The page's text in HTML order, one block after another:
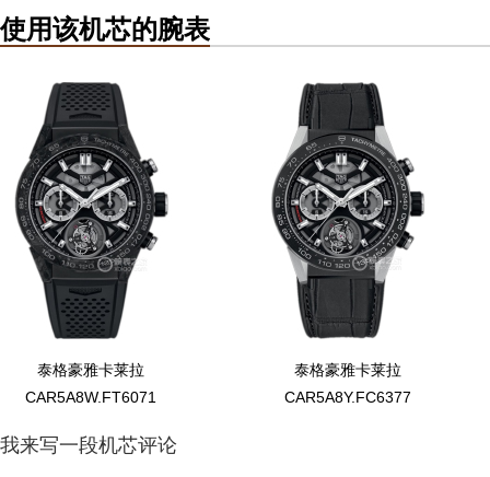
使用该机芯的腕表
泰格豪雅卡莱拉
CAR5A8W.FT6071
泰格豪雅卡莱拉
CAR5A8Y.FC6377
我来写一段机芯评论